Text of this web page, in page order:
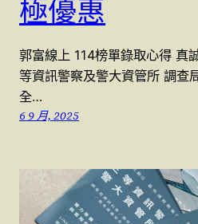
極優惠
郭富線上 114榜單錄取心得 真
等資訊警察及警大資管所 調查
全…
6 9 月, 2025